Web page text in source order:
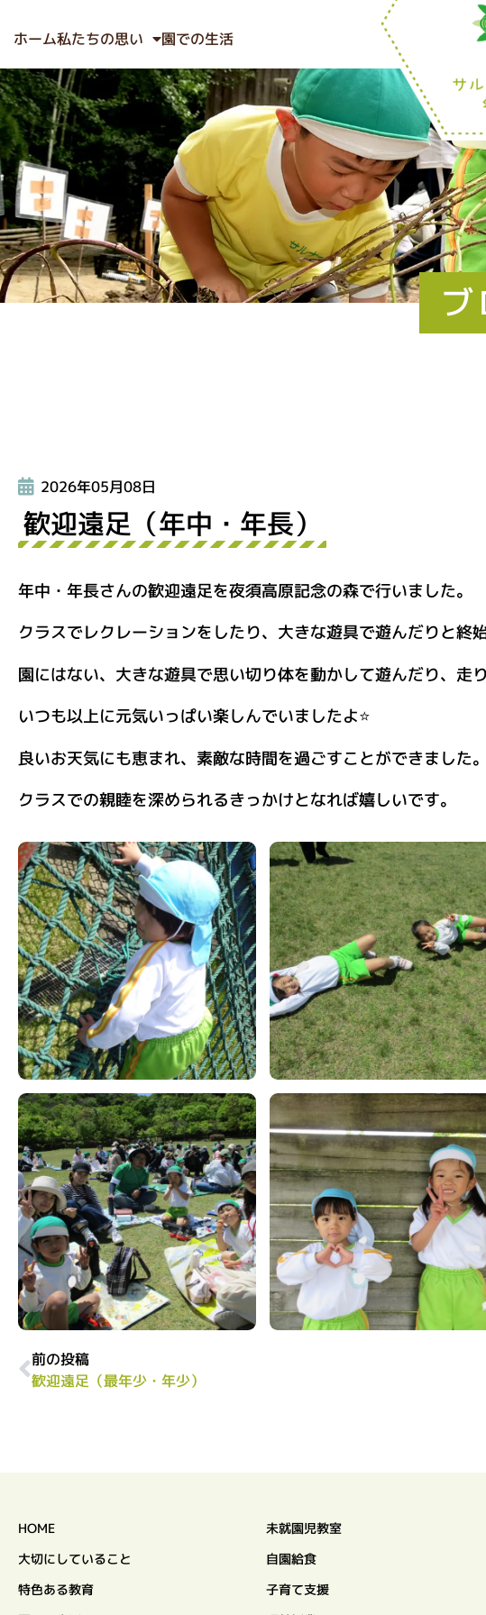
ホーム私たちの思い 園での生活
2026年05月08日
歓迎遠足（年中・年長）
年中・年長さんの歓迎遠足を夜須高原記念の森で行いました。
クラスでレクレーションをしたり、大きな遊具で遊んだりと終
園にはない、大きな遊具で思い切り体を動かして遊んだり、走
いつも以上に元気いっぱい楽しんでいましたよ⭐
良いお天気にも恵まれ、素敵な時間を過ごすことができました。
クラスでの親睦を深められるきっかけとなれば嬉しいです。
前の投稿
歓迎遠足（最年少・年少）
HOME
大切にしていること
特色ある教育
未就園児教室
自園給食
子育て支援